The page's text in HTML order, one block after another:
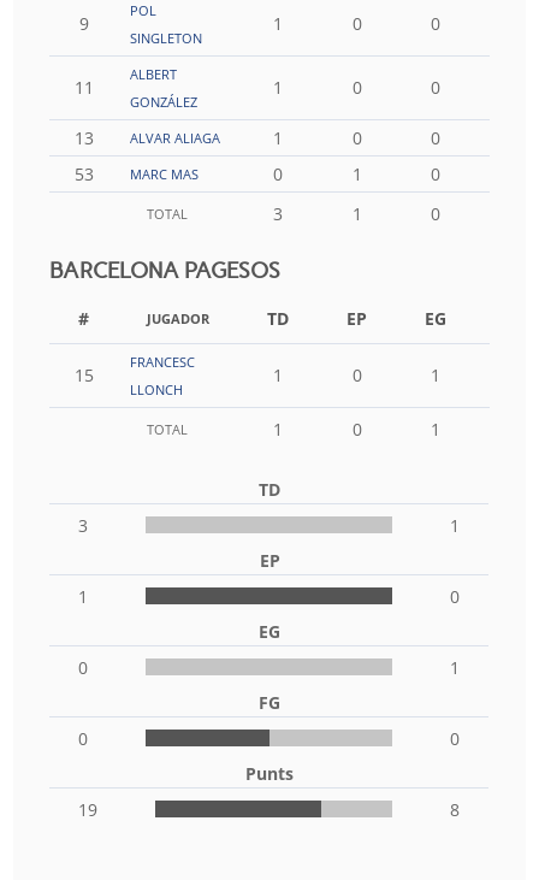
9
POL
SINGLETON
1 0 0
11
ALBERT
GONZÁLEZ
1 0 0
13 ALVAR ALIAGA 1 0 0
53
MARC MAS 0 1 0
TOTAL 3 1 0
BARCELONA PAGESOS
# JUGADOR TD EP EG
15
FRANCESC
LLONCH
1 0 1
TOTAL 1 0 1
TD
3
1
EP
1
0
EG
0
1
FG
0
0
Punts
19
8